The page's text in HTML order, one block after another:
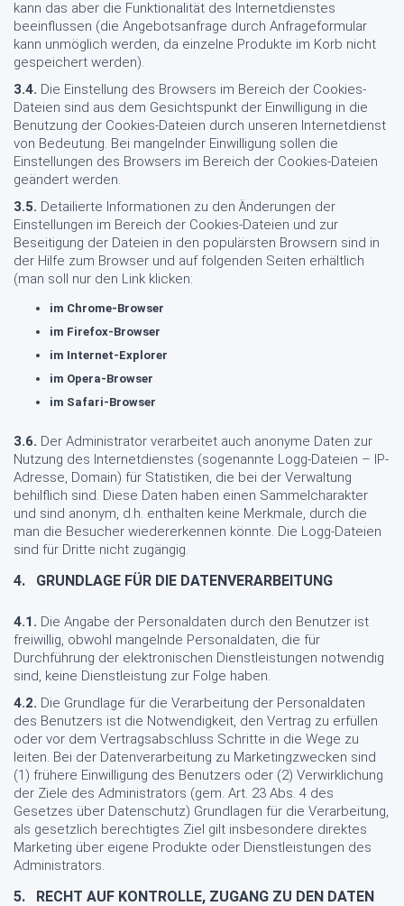
kann das aber die Funktionalität des Internetdienstes
beeinflussen (die Angebotsanfrage durch Anfrageformular
kann unmöglich werden, da einzelne Produkte im Korb nicht
gespeichert werden).
3.4. Die Einstellung des Browsers im Bereich der Cookies-
Dateien sind aus dem Gesichtspunkt der Einwilligung in die
Benutzung der Cookies-Dateien durch unseren Internetdienst
von Bedeutung. Bei mangelnder Einwilligung sollen die
Einstellungen des Browsers im Bereich der Cookies-Dateien
geändert werden.
3.5. Detailierte Informationen zu den Änderungen der
Einstellungen im Bereich der Cookies-Dateien und zur
Beseitigung der Dateien in den populärsten Browsern sind in
der Hilfe zum Browser und auf folgenden Seiten erhältlich
(man soll nur den Link klicken:
im Chrome-Browser
im Firefox-Browser
im Internet-Explorer
im Opera-Browser
im Safari-Browser
3.6. Der Administrator verarbeitet auch anonyme Daten zur
Nutzung des Internetdienstes (sogenannte Logg-Dateien – IP-
Adresse, Domain) für Statistiken, die bei der Verwaltung
behilflich sind. Diese Daten haben einen Sammelcharakter
und sind anonym, d.h. enthalten keine Merkmale, durch die
man die Besucher wiedererkennen könnte. Die Logg-Dateien
sind für Dritte nicht zugängig.
4. GRUNDLAGE FÜR DIE DATENVERARBEITUNG
4.1. Die Angabe der Personaldaten durch den Benutzer ist
freiwillig, obwohl mangelnde Personaldaten, die für
Durchführung der elektronischen Dienstleistungen notwendig
sind, keine Dienstleistung zur Folge haben.
4.2. Die Grundlage für die Verarbeitung der Personaldaten
des Benutzers ist die Notwendigkeit, den Vertrag zu erfüllen
oder vor dem Vertragsabschluss Schritte in die Wege zu
leiten. Bei der Datenverarbeitung zu Marketingzwecken sind
(1) frühere Einwilligung des Benutzers oder (2) Verwirklichung
der Ziele des Administrators (gem. Art. 23 Abs. 4 des
Gesetzes über Datenschutz) Grundlagen für die Verarbeitung,
als gesetzlich berechtigtes Ziel gilt insbesondere direktes
Marketing über eigene Produkte oder Dienstleistungen des
Administrators.
5. RECHT AUF KONTROLLE, ZUGANG ZU DEN DATEN